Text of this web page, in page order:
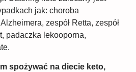
jak: choroba
zespół Retta, zespół
padaczka lekooporna,
spożywać na diecie keto,